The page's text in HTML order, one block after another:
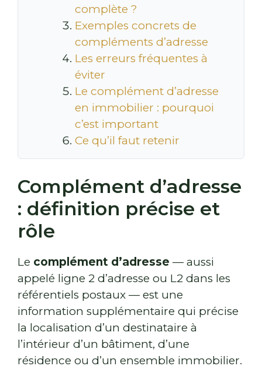
complète ?
Exemples concrets de
compléments d’adresse
Les erreurs fréquentes à
éviter
Le complément d’adresse
en immobilier : pourquoi
c’est important
Ce qu’il faut retenir
Complément d’adresse
: définition précise et
rôle
Le complément d’adresse — aussi
appelé ligne 2 d’adresse ou L2 dans les
référentiels postaux — est une
information supplémentaire qui précise
la localisation d’un destinataire à
l’intérieur d’un bâtiment, d’une
résidence ou d’un ensemble immobilier.